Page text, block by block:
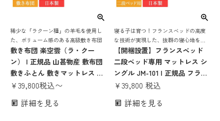
稀少な「ラクーン種」の羊毛を使用し
た、ボリューム感のある高級敷き布団
敷き布団 楽空雲（ラ・クー
ン） | 正規品 山甚物産 敷布団
敷きふとん 敷きマットレス ベ
ッド マットレス 羊毛 ウール
ープ シングル ダブル
¥39,800税込〜
詳細を見る
寝る子は育つ！フランスベッドの高度
な技術が実現した、抜群の寝心地を誇
る二段ベッド専用マットレス
【開梱設置】フランスベッド
二段ベッド専用 マットレス シ
ングル JM-101 | 正規品 フラン
スベッド製 二段ベッド ベッド
ベッド ベッドマットレス ロフ
¥39,800 税込
詳細を見る